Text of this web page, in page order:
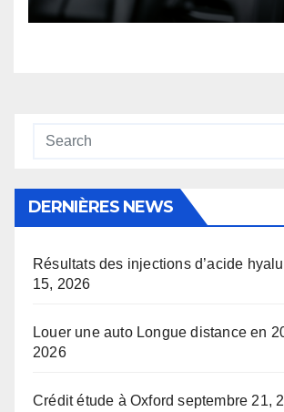
DERNIÈRES NEWS
Résultats des injections d’acide
15, 2026
Louer une auto Longue distance en
2026
Crédit étude à Oxford septembre 21,